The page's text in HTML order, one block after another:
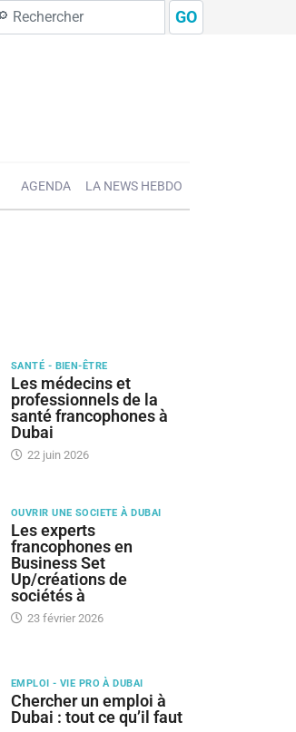
GO
AGENDA LA NEWS HEBDO
SANTÉ - BIEN-ÊTRE
Les médecins et
professionnels de la
santé francophones à
Dubai
22 juin 2026
OUVRIR UNE SOCIETE À DUBAI
Les experts
francophones en
Business Set
Up/créations de
sociétés à
23 février 2026
EMPLOI - VIE PRO À DUBAI
Chercher un emploi à
Dubai : tout ce qu’il faut